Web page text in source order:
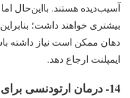
آسیب‌دیده هستند. بااین‌حال
بیشتری خواهند داشت؛
دهان ممکن است نیاز داشته
ایمپلنت ارجاع دهد.
14- درمان ارتودنسی برای دندان‌ها با دندانپزشک